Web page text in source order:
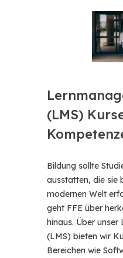
(LMS)
Bildung sollte
ausstatten, die sie
modernen Welt
geht FFE über
hinaus. Über
(LMS) bieten wir
Bereichen wie